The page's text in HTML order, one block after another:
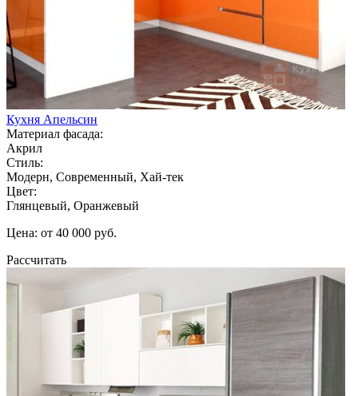
Кухня Апельсин
Материал фасада:
Акрил
Стиль:
Модерн, Современный, Хай-тек
Цвет:
Глянцевый, Оранжевый
Цена: от 40 000 руб.
Рассчитать